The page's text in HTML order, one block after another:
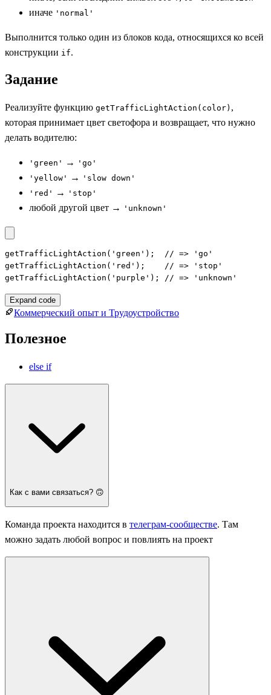
иначе 'normal'
Выполнится только один из блоков кода, относящихся ко всей
конструкции if.
Задание
Реализуйте функцию getTrafficLightAction(color) ,
которая принимает цвет светофора и возвращает, что нужно
делать водителю:
'green' →
'go'
'yellow'
→
'slow down'
'red'
→ 'stop'
любой другой цвет → 'unknown'
getTrafficLightAction('green');  // => 'go'
getTrafficLightAction('red');    // => 'stop'
getTrafficLightAction('purple'); // => 'unknown'
Expand code
Коммерческий опыт и Трудоустройство
Полезное
else if
Как с вами связаться? 🙃
Команда проекта находится в телеграм-сообществе. Там
можно задать любой вопрос и повлиять на проект